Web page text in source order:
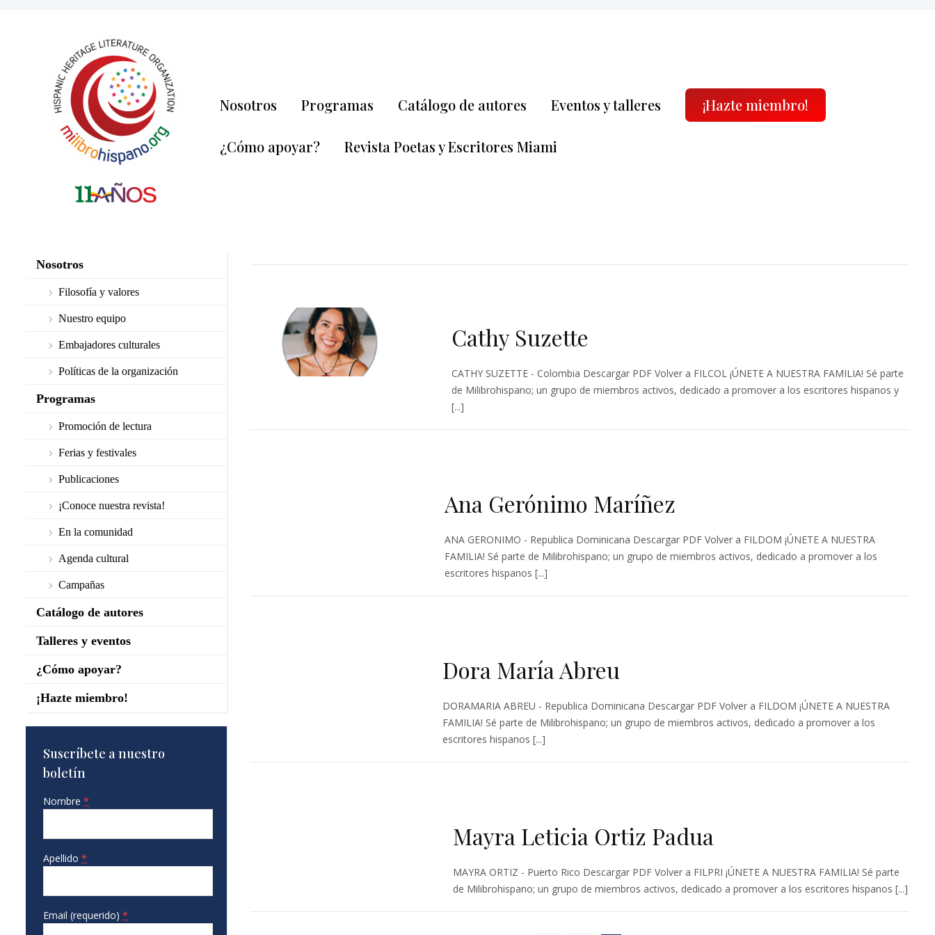
Nosotros Programas Catálogo de autores Eventos y talleres ¡Hazte miembro!
¿Cómo apoyar? Revista Poetas y Escritores Miami
Nosotros
Filosofía y valores
Nuestro equipo
Embajadores culturales
Políticas de la organización
Programas
Promoción de lectura
Ferias y festivales
Publicaciones
¡Conoce nuestra revista!
En la comunidad
Agenda cultural
Campañas
Catálogo de autores
Talleres y eventos
¿Cómo apoyar?
¡Hazte miembro!
Suscríbete a nuestro
boletín
Nombre *
Apellido *
Email (requerido) *
Cathy Suzette
CATHY SUZETTE - Colombia Descargar PDF Volver a FILCOL ¡ÚNETE A NUESTRA FAMILIA! Sé parte
de Milibrohispano; un grupo de miembros activos, dedicado a promover a los escritores hispanos y
[...]
Ana Gerónimo Maríñez
ANA GERONIMO - Republica Dominicana Descargar PDF Volver a FILDOM ¡ÚNETE A NUESTRA
FAMILIA! Sé parte de Milibrohispano; un grupo de miembros activos, dedicado a promover a los
escritores hispanos [...]
Dora María Abreu
DORAMARIA ABREU - Republica Dominicana Descargar PDF Volver a FILDOM ¡ÚNETE A NUESTRA
FAMILIA! Sé parte de Milibrohispano; un grupo de miembros activos, dedicado a promover a los
escritores hispanos [...]
Mayra Leticia Ortiz Padua
MAYRA ORTIZ - Puerto Rico Descargar PDF Volver a FILPRI ¡ÚNETE A NUESTRA FAMILIA! Sé parte
de Milibrohispano; un grupo de miembros activos, dedicado a promover a los escritores hispanos [...]